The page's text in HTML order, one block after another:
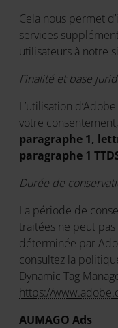
Cela nous permet
services
utilisateurs à notre
Finalité et base
L’utilisation
votre
paragraphe 1,
paragraphe 1
Durée de
La période de
traitées ne peut
déterminée par
consultez la
Dynamic Tag
https://
AUMAGO Ads